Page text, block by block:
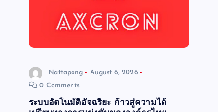
Nattapong
August 6, 2026
0 Comments
ระบบอัตโนมัติอัจฉริยะ ก้าวสู่ความได้